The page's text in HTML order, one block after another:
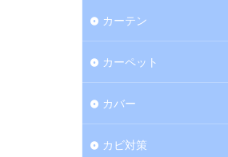
カーテン
カーペット
カバー
カビ対策